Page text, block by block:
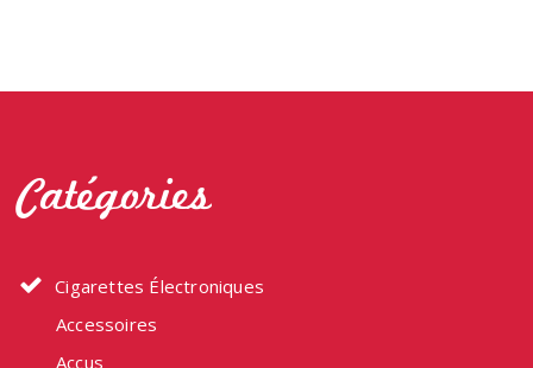
Catégories
Cigarettes Électroniques
Accessoires
Accus